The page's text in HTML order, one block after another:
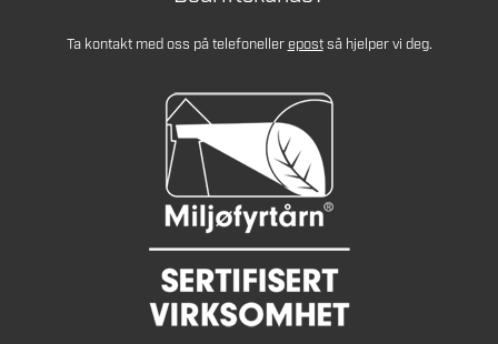
Ta kontakt med oss på telefonellerepostså hjelper vi deg.